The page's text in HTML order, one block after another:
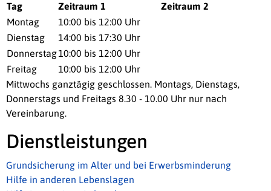
Tag Zeitraum 1
Zeitraum 2
Montag
10:00 bis 12:00 Uhr
Dienstag
14:00 bis 17:30 Uhr
Donnerstag10:00 bis 12:00 Uhr
Freitag
10:00 bis 12:00 Uhr
Mittwochs ganztägig geschlossen. Montags, Dienstags,
Donnerstags und Freitags 8.30 - 10.00 Uhr nur nach
Vereinbarung.
Dienstleistungen
Grundsicherung im Alter und bei Erwerbsminderung
Hilfe in anderen Lebenslagen